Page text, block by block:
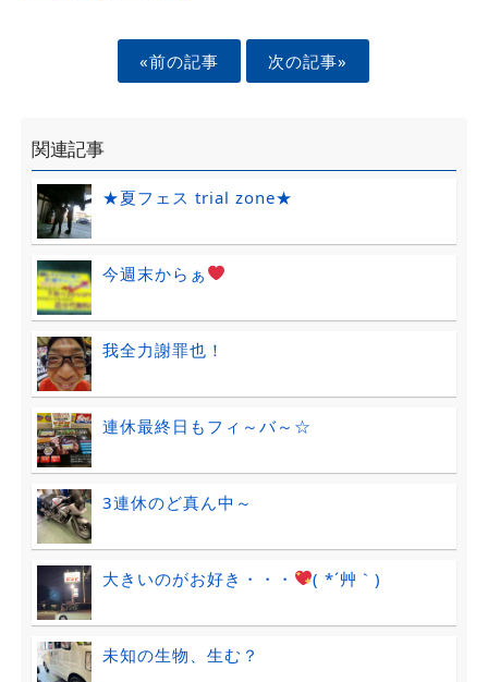
«前の記事 次の記事»
関連記事
★夏フェス trial zone★
今週末からぁ
我全力謝罪也！
連休最終日もフィ～バ～☆
3連休のど真ん中～
大きいのがお好き・・・ ( *´艸｀)
未知の生物、生む？